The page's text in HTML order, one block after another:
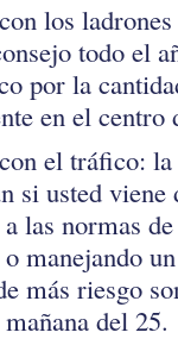
los
todo el
por la
en el
el tráfico:
si usted viene
las normas
manejando
más riesgo
del 25.